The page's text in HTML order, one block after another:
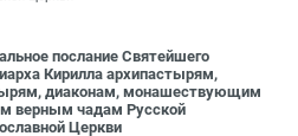
послание Святейшего
Кирилла архипастырям,
диаконам, монашествующим
верным чадам Русской
Церкви